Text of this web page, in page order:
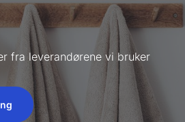
fra leverandørene vi bruker